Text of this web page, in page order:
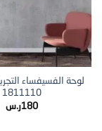
1811110
180ر.س